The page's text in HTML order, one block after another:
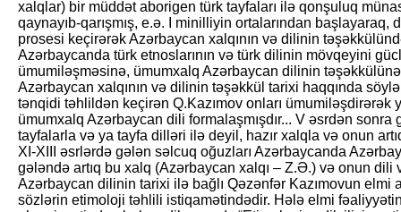
xalqlar) bir müddət aborigen türk tayfaları ilə qonşuluq
qaynayıb-qarışmış, e.ə. I minilliyin ortalarından
prosesi keçirərək Azərbaycan xalqının və dilinin
Azərbaycanda türk etnoslarının və türk dilinin mövqeyini
ümumiləşməsinə, ümumxalq Azərbaycan dilinin
Azərbaycan xalqının və dilinin təşəkkül tarixi haqqında
tənqidi təhlildən keçirən Q.Kazımov onları ümumiləşdirərək
ümumxalq Azərbaycan dili formalaşmışdır... V əsrdən
tayfalarla və ya tayfa dilləri ilə deyil, hazır xalqla və onun
XI-XIII əsrlərdə gələn səlcuq oğuzları Azərbaycanda
gələndə artıq bu xalq (Azərbaycan xalqı – Z.Ə.) və onun dili
Azərbaycan dilinin tarixi ilə bağlı Qəzənfər Kazımovun elmi
sözlərin etimoloji təhlili istiqamətindədir. Hələ elmi